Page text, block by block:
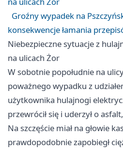
Groźny wypadek na
konsekwencje łamania
Niebezpieczne sytuacje z
na ulicach Żor
W sobotnie popołudnie na
poważnego wypadku z
użytkownika hulajnogi
przewrócił się i uderzył o
Na szczęście miał na głowie
prawdopodobnie zapobiegł